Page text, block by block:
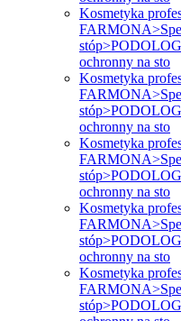
Kosmetyka
ochronny na sto
Kosmetyka
ochronny na sto
Kosmetyka
ochronny na sto
Kosmetyka
ochronny na sto
Kosmetyka